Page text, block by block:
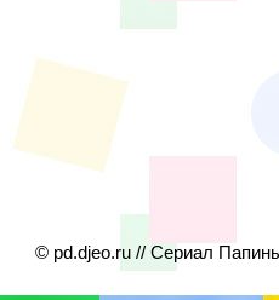
© pd.djeo.ru // Сериал